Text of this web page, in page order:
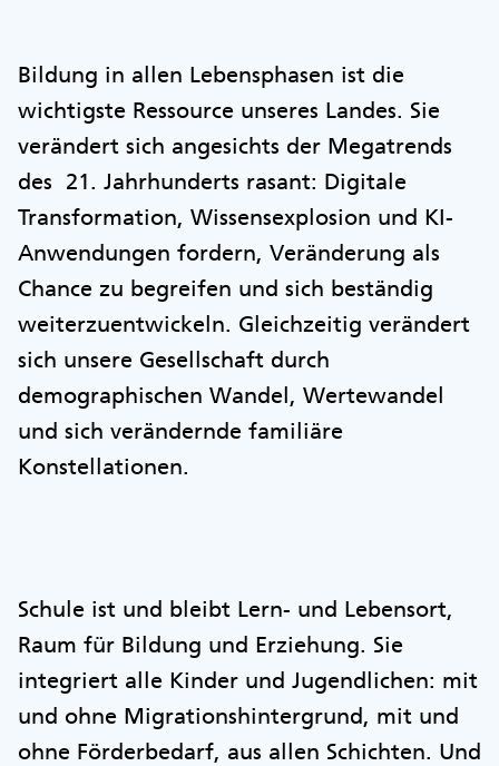
Bildung in allen Lebensphasen ist die
wichtigste Ressource unseres Landes. Sie
verändert sich angesichts der Megatrends
des 21. Jahrhunderts rasant: Digitale
Transformation, Wissensexplosion und KI-
Anwendungen fordern, Veränderung als
Chance zu begreifen und sich beständig
weiterzuentwickeln. Gleichzeitig verändert
sich unsere Gesellschaft durch
demographischen Wandel, Wertewandel
und sich verändernde familiäre
Konstellationen.
Schule ist und bleibt Lern- und Lebensort,
Raum für Bildung und Erziehung. Sie
integriert alle Kinder und Jugendlichen: mit
und ohne Migrationshintergrund, mit und
ohne Förderbedarf, aus allen Schichten. Und